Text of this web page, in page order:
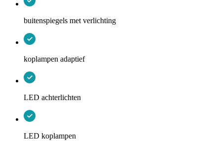
buitenspiegels met verlichting
koplampen adaptief
LED achterlichten
LED koplampen